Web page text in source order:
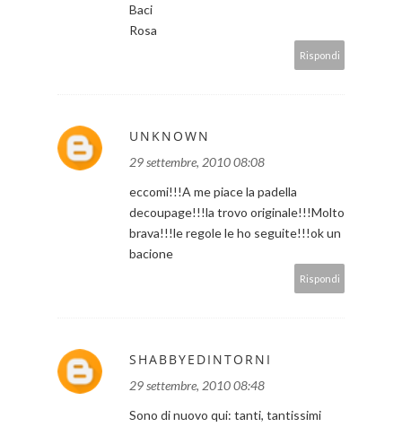
Baci
Rosa
Rispondi
UNKNOWN
29 settembre, 2010 08:08
eccomi!!!A me piace la padella
decoupage!!!la trovo originale!!!Molto
brava!!!le regole le ho seguite!!!ok un
bacione
Rispondi
SHABBYEDINTORNI
29 settembre, 2010 08:48
Sono di nuovo qui: tanti, tantissimi